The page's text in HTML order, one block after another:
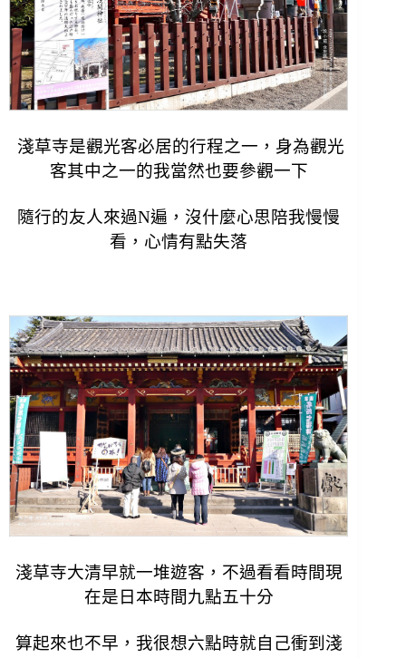
淺草寺是觀光客必居的行程之一，身為觀光
客其中之一的我當然也要參觀一下
隨行的友人來過N遍，沒什麼心思陪我慢慢
看，心情有點失落
淺草寺大清早就一堆遊客，不過看看時間現
在是日本時間九點五十分
算起來也不早，我很想六點時就自己衝到淺